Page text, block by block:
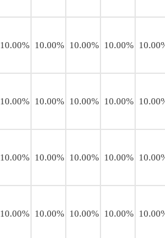
10.00% 10.00% 10.00% 10.00%
10.00% 10.00% 10.00% 10.00%
10.00% 10.00% 10.00% 10.00%
10.00% 10.00% 10.00% 10.00%